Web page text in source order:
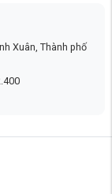
Xuân, Thành phố